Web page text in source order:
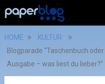
HOME
KULTUR
Blogparade “Taschenbuch
Ausgabe – was liest du lieber?”